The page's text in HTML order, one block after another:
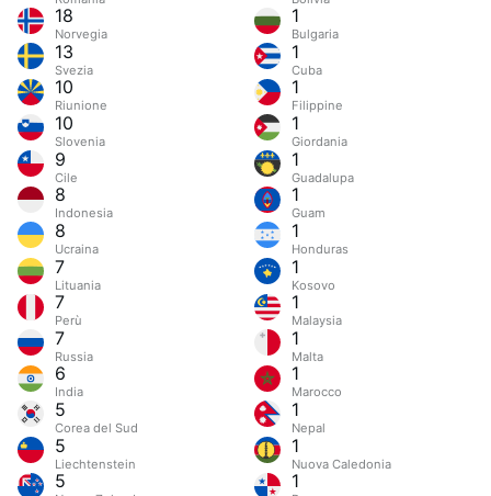
18
Norvegia
13
Svezia
10
Riunione
10
Slovenia
9
Cile
8
Indonesia
8
Ucraina
7
Lituania
7
Perù
7
Russia
6
India
5
Corea del Sud
5
Liechtenstein
5
1
Bulgaria
1
Cuba
1
Filippine
1
Giordania
1
Guadalupa
1
Guam
1
Honduras
1
Kosovo
1
Malaysia
1
Malta
1
Marocco
1
Nepal
1
Nuova Caledonia
1